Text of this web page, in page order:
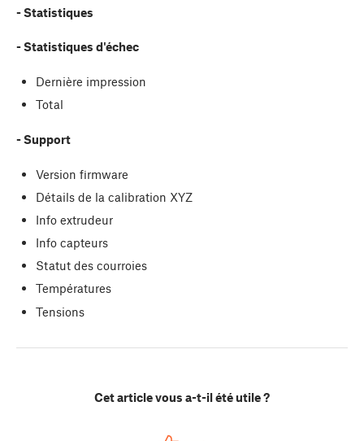
- Statistiques
- Statistiques d'échec
Dernière impression
Total
- Support
Version firmware
Détails de la calibration XYZ
Info extrudeur
Info capteurs
Statut des courroies
Températures
Tensions
Cet article vous a-t-il été utile ?